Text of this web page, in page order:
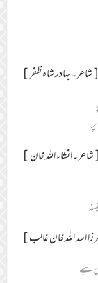
[شاعر۔بہادر شاہ ظفر]
[شاعر۔انشاء اللہ خان]
اسد اللہ خان غالب]
ہے